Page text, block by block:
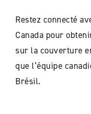
Restez connecté
Canada pour
sur la couverture
que l’équipe
Brésil.